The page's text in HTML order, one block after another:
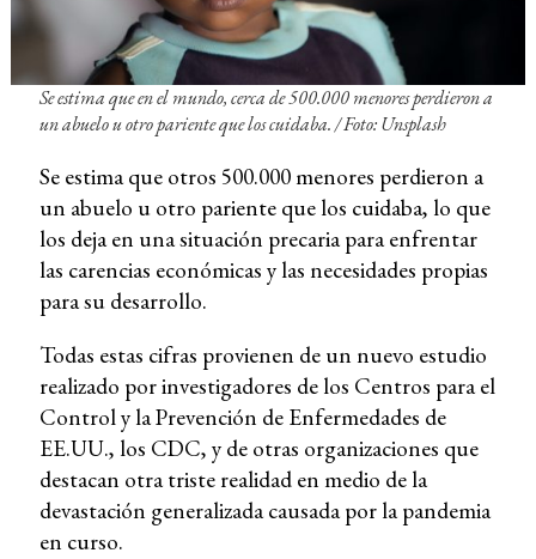
Se estima que en el mundo, cerca de 500.000 menores perdieron a
un abuelo u otro pariente que los cuidaba./ Foto: Unsplash
Se estima que otros 500.000 menores perdieron a
un abuelo u otro pariente que los cuidaba, lo que
los deja en una situación precaria para enfrentar
las carencias económicas y las necesidades propias
para su desarrollo.
Todas estas cifras provienen de un nuevo estudio
realizado por investigadores de los Centros para el
Control y la Prevención de Enfermedades de
EE.UU., los CDC, y de otras organizaciones que
destacan otra triste realidad en medio de la
devastación generalizada causada por la pandemia
en curso.